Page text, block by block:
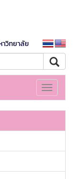
วิทยาลัย
Toggle